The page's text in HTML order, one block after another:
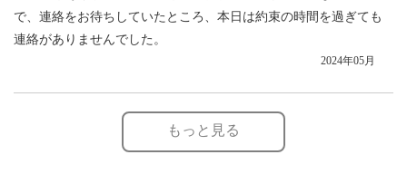
で、連絡をお待ちしていたところ、本日は約束の時間を過ぎても
連絡がありませんでした。
2024年05月
もっと見る